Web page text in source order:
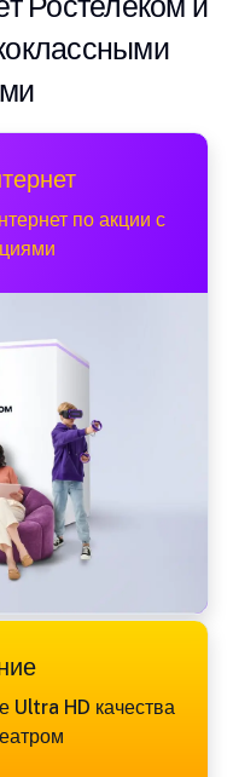
по акции с
Ultra HD качества